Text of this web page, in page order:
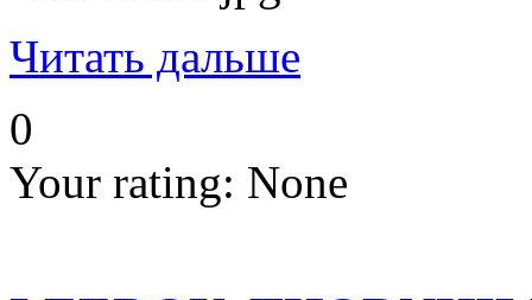
Читать дальше
0
Your rating: None